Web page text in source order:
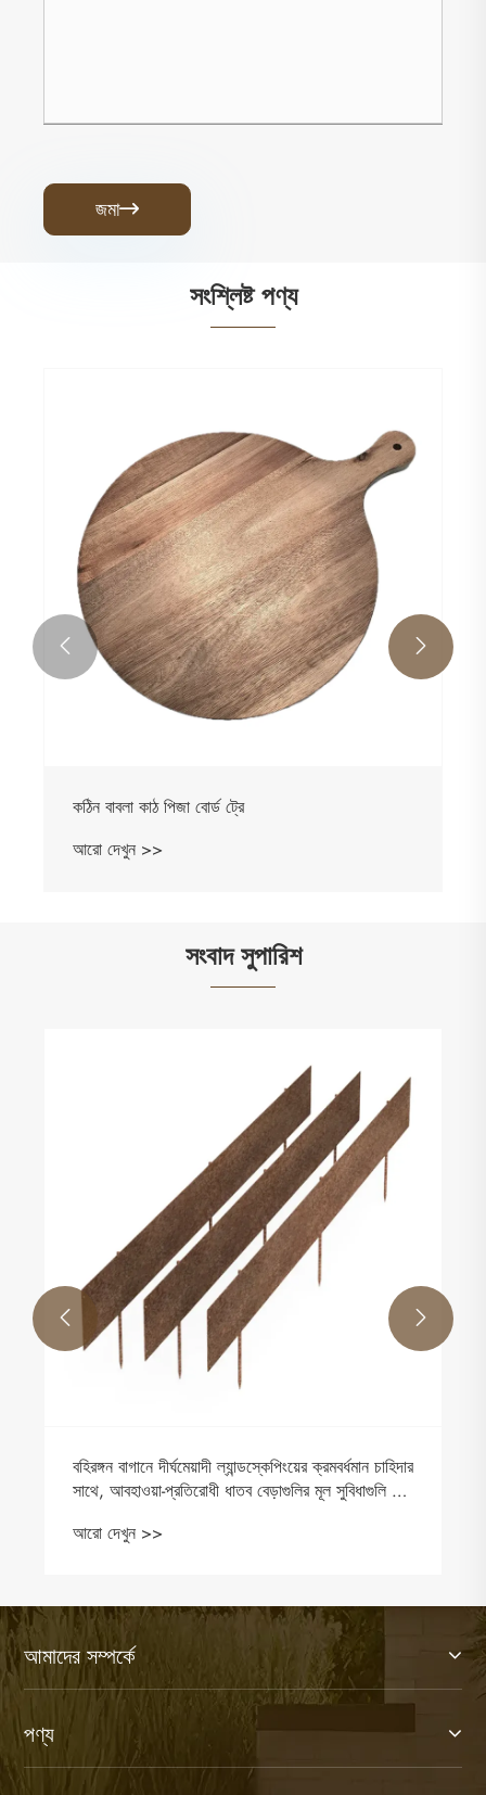
জমা
সংশ্লিষ্ট পণ্য
কঠিন বাবলা কাঠ পিজা বোর্ড ট্রে
আরো দেখুন >>
 
সংবাদ সুপারিশ
বহিরঙ্গন বাগানে দীর্ঘমেয়াদী ল্যান্ডস্কেপিংয়ের ক্রমবর্ধমান চাহিদার
সাথে, আবহাওয়া-প্রতিরোধী ধাতব বেড়াগুলির মূল সুবিধাগুলি কী
আরো দেখুন >>
 
আমাদের সম্পর্কে
পণ্য